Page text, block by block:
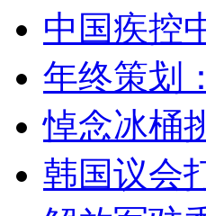
中国疾控
年终策划
悼念冰桶
韩国议会